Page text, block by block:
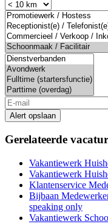
Alert opslaan
Gerelateerde
Vakantiewerk
Vakantiewerk
Klantenservice
Bijbaan
speaking only
Vakantiewerk